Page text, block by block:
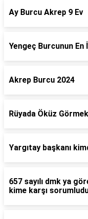
Ay Burcu Akrep 9 Ev
Yengeç Burcunun En
Akrep Burcu 2024
Rüyada Öküz Görmek
Yargıtay başkanı
657 sayılı dmk ya
kime karşı